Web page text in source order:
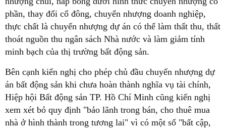
phần, thay đổi cổ đông, chuyển nhượng doanh nghiệp,
thực chất là chuyển nhượng dự án có thể làm thất thu, thất
thoát nguồn thu ngân sách Nhà nước và làm giảm tính
minh bạch của thị trường bất động sản.
Bên cạnh kiến nghị cho phép chủ đầu chuyển nhượng dự
án bất động sản khi chưa hoàn thành nghĩa vụ tài chính,
Hiệp hội Bất động sản TP. Hồ Chí Minh cũng kiến nghị
xem xét bỏ quy định "bảo lãnh trong bán, cho thuê mua
nhà ở hình thành trong tương lai" vì có một số "bất cập,